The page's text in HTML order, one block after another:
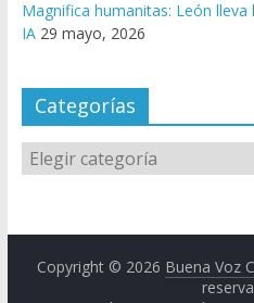
Magnifica humanitas: León
IA 29 mayo, 2026
Categorías
Copyright © 2026 Buena Voz